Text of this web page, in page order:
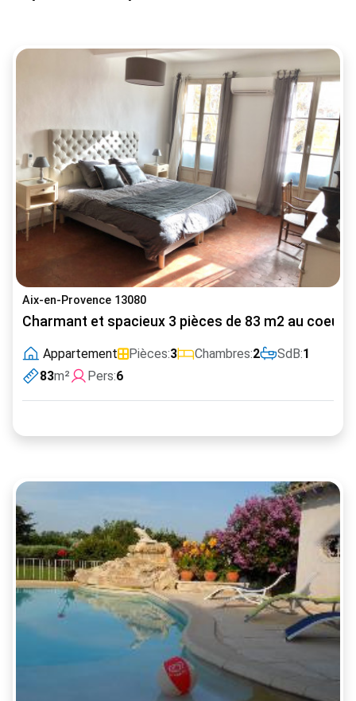
Aix-en-Provence 13080
Charmant et spacieux 3 pièces de 83 m2 au coeur
Appartement Pièces:3 Chambres:2 SdB:1
83m² Pers:6